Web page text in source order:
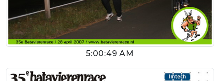
5:00:49 AM